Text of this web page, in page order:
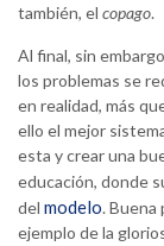
también, el copago.
Al final, sin
los problemas se
en realidad, más
ello el mejor
esta y crear una
educación, donde
del modelo. Buena
ejemplo de la